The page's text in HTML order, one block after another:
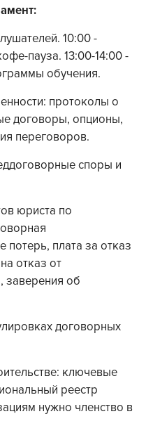
10:00 -
пауза. 13:00-14:00 -
обучения.
протоколы о
договоры, опционы,
переговоров.
споры и
юриста по
потерь, плата за отказ
отказ от
заверения об
договорных
ключевые
реестр
нужно членство в